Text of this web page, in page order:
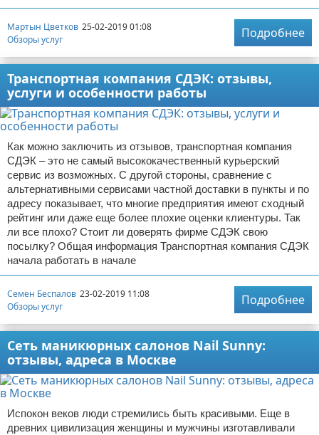
Мартын Цветков 25-02-2019 01:08
Обзоры услуг
Подробнее
Транспортная компания СДЭК: отзывы,
услуги и особенности работы
Как можно заключить из отзывов, транспортная компания
СДЭК – это не самый высококачественный курьерский
сервис из возможных. С другой стороны, сравнение с
альтернативными сервисами частной доставки в пункты и по
адресу показывает, что многие предприятия имеют сходный
рейтинг или даже еще более плохие оценки клиентуры. Так
ли все плохо? Стоит ли доверять фирме СДЭК свою
посылку? Общая информация Транспортная компания СДЭК
начала работать в начале
Семен Беспалов 23-02-2019 11:08
Обзоры услуг
Подробнее
Сеть маникюрных салонов Nail Sunny:
отзывы, адреса в Москве
Испокон веков люди стремились быть красивыми. Еще в
древних цивилизация женщины и мужчины изготавливали